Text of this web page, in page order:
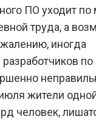
ПО уходит
труда, а
иногда
по
жители
человек,